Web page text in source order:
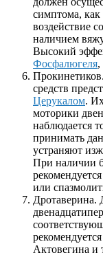
симптома,
воздействие
наличием
Высокий
Фосфалюгеля,
средств
Церукалом.
моторики
наблюдается
принимать
устраняют
При наличии
или
Дротаверина.
Актовегина и